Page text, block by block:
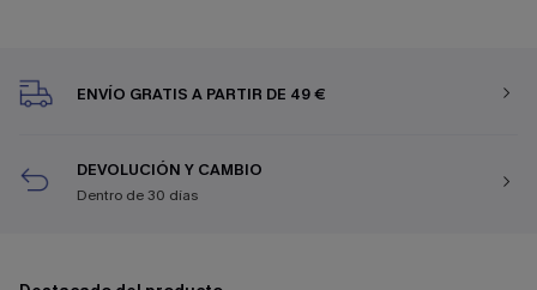
ENVÍO GRATIS A PARTIR DE 49 €
DEVOLUCIÓN Y CAMBIO
Dentro de 30 días